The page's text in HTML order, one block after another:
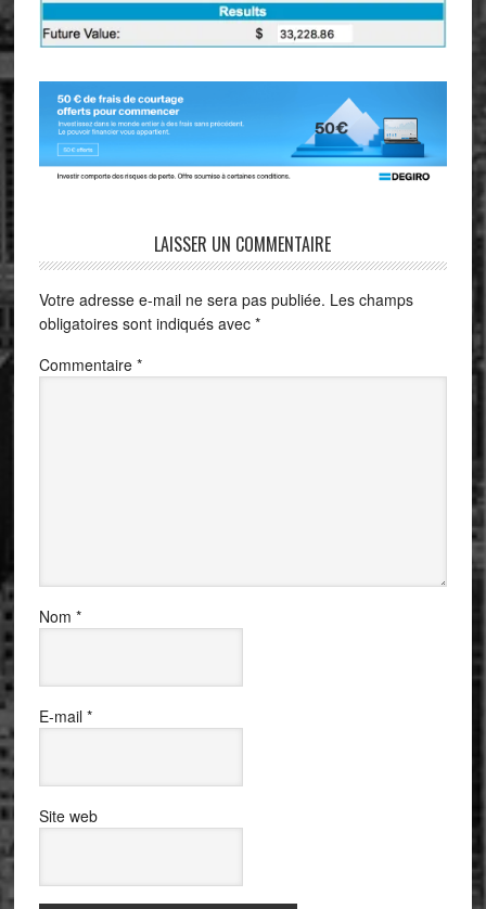
LAISSER UN COMMENTAIRE
Votre adresse e-mail ne sera pas publiée. Les champs
obligatoires sont indiqués avec *
Commentaire *
Nom *
E-mail *
Site web